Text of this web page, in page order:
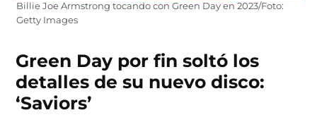
Billie Joe Armstrong tocando con Green Day en 2023/Foto:
Getty Images
Green Day por fin soltó los
detalles de su nuevo disco:
‘Saviors’